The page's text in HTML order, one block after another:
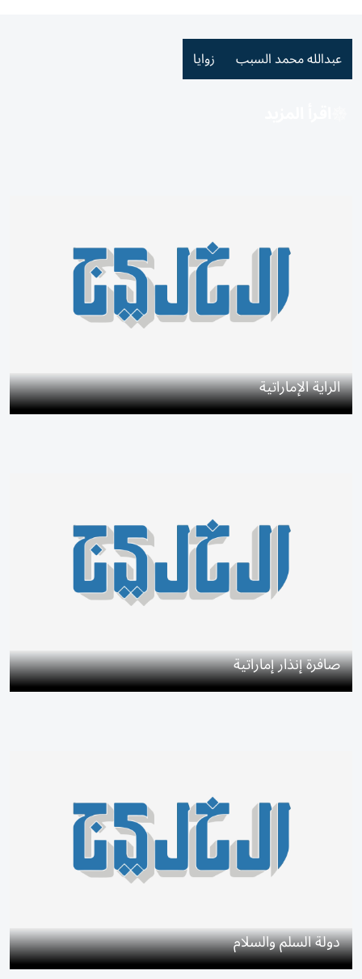
عبدالله محمد السبب زوايا
الراية الإماراتية
صافرة إنذار إماراتية
دولة السلم والسلام